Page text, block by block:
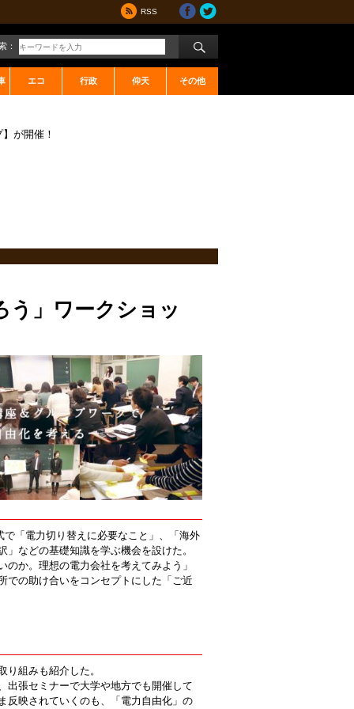
RSS
：
エコ 行政 仰天 その他
が開催！
う」ワークショッ
「電力切り替えに必要なこと」、「海外
などの基礎知識を学ぶ機会を設けた。
か。理想の電力会社を考えてみよう」
での助け合いをコンセプトにした「ご近
組みも紹介した。
出張セミナーで大学や地方でも開催して
反映されていくのも、「電力自由化」の